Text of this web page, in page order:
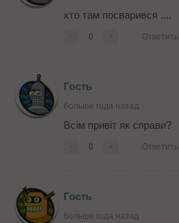
хто там посварився ....
0 Ответить
Гость
больше года назад
Всім привіт як справи?
0 Ответить
Гость
больше года назад